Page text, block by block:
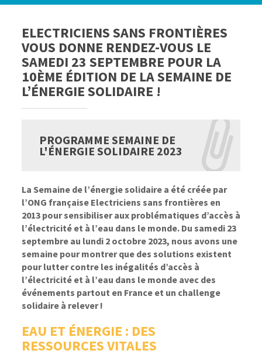
ELECTRICIENS SANS FRONTIÈRES
VOUS DONNE RENDEZ-VOUS LE
SAMEDI 23 SEPTEMBRE POUR LA
10ÈME ÉDITION DE LA SEMAINE DE
L’ÉNERGIE SOLIDAIRE !
PROGRAMME SEMAINE DE
L'ÉNERGIE SOLIDAIRE 2023
La Semaine de l’énergie solidaire a été créée par
l’ONG française Electriciens sans frontières en
2013 pour sensibiliser aux problématiques d’accès à
l’électricité et à l’eau dans le monde. Du samedi 23
septembre au lundi 2 octobre 2023, nous avons une
semaine pour montrer que des solutions existent
pour lutter contre les inégalités d’accès à
l’électricité et à l’eau dans le monde avecdes
événements partout en France et un challenge
solidaire à relever !
EAU ET ÉNERGIE : DES
RESSOURCES VITALES